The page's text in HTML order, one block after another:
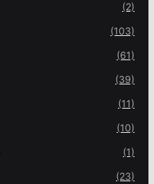
(2)
(103)
(61)
(39)
(11)
(10)
(1)
(23)